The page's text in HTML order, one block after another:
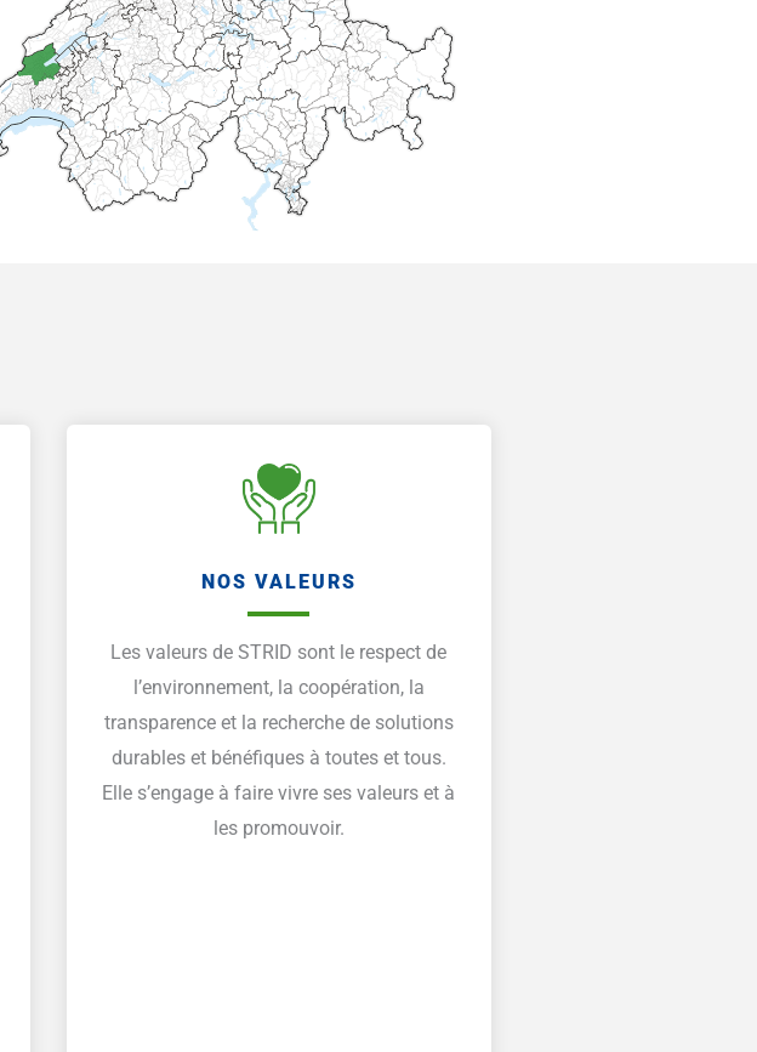
NOS VALEURS
Les valeurs de STRID sont le respect de
l’environnement, la coopération, la
transparence et la recherche de solutions
durables et bénéfiques à toutes et tous.
Elle s’engage à faire vivre ses valeurs et à
les promouvoir.